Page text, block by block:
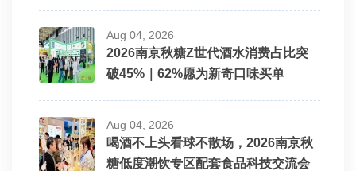
Aug 04, 2026
2026南京秋糖Z世代酒水消费占比突
破45%｜62%愿为新奇口味买单
Aug 04, 2026
喝酒不上头看球不散场，2026南京秋
糖低度潮饮专区配套食品科技交流会